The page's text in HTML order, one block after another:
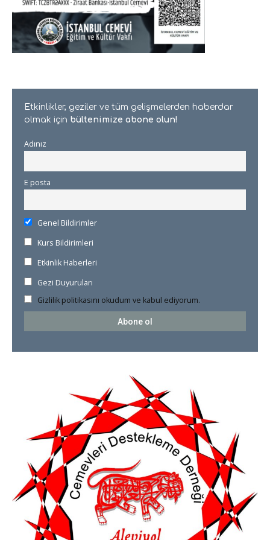
Etkinlikler, geziler ve tüm gelişmelerden haberdar
olmak için bültenimize abone olun!
Adınız
E posta
Genel Bildirimler
Kurs Bildirimleri
Etkinlik Haberleri
Gezi Duyuruları
Gizlilik politikasını okudum ve kabul ediyorum.